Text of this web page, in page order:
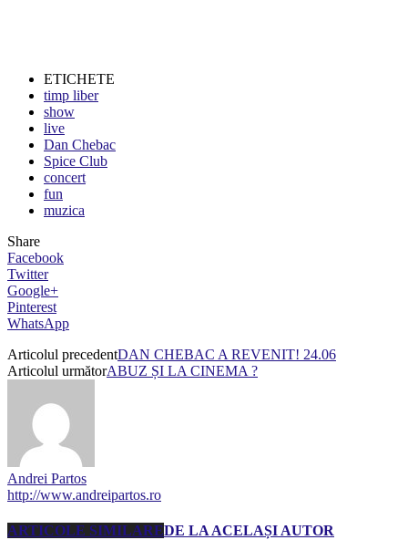
ETICHETE
timp liber
show
live
Dan Chebac
Spice Club
concert
fun
muzica
Share
Facebook
Twitter
Google+
Pinterest
WhatsApp
Articolul precedentDAN CHEBAC A REVENIT! 24.06
Articolul următorABUZ ȘI LA CINEMA ?
Andrei Partos
http://www.andreipartos.ro
ARTICOLE SIMILAREDE LA ACELAȘI AUTOR